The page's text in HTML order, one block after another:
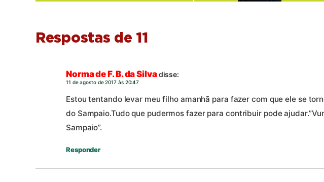
Respostas de 11
Norma de F. B. da Silvadisse:
11 de agosto de 2017 às 20:47
Estou tentando levar meu filho amanhã para fazer com que ele se
do Sampaio.Tudo que pudermos fazer para contribuir pode
Sampaio”.
Responder